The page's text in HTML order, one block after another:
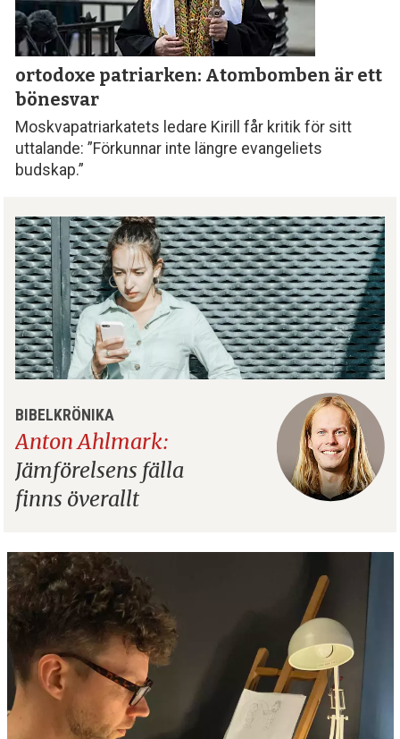
ortodoxe patriarken: Atombomben är ett
bönesvar
Moskvapatriarkatets ledare Kirill får kritik för sitt
uttalande: ”Förkunnar inte längre evangeliets
budskap.”
BIBELKRÖNIKA
Anton Ahlmark:
Jämförelsens fälla
finns överallt